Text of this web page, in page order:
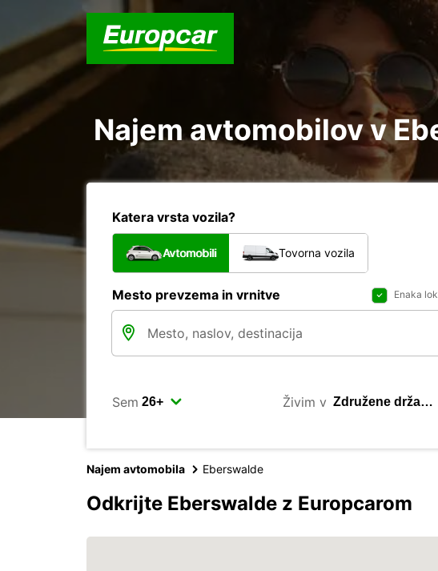
Najem avtomobilov v
Katera vrsta vozila?
Avtomobili Tovorna vozila
Mesto prevzema in vrnitve Enaka
Sem Živim v
Najem avtomobila Eberswalde
Odkrijte Eberswalde z Europcarom